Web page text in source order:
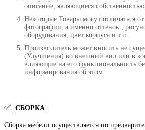
описание, являющиеся
Некоторые Товары могут отличаться
фотографии, а именно оттенок ,
оборудования, цвет корпуса и т.п.
Производитель может вносить не
(Улучшения) во внешний вид или в
влияющие на его функциональность
информирования об этом.
✅ СБОРКА
Сборка мебели осуществляется по